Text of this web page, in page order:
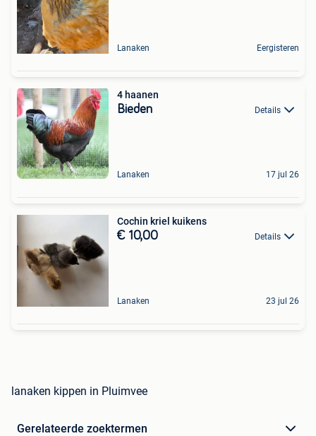
Lanaken Eergisteren
4 haanen
Bieden Details
Lanaken 17 jul 26
Cochin kriel kuikens
€ 10,00 Details
Lanaken 23 jul 26
lanaken kippen in Pluimvee
Gerelateerde zoektermen